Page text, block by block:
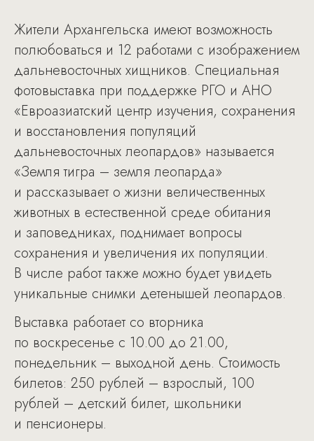
Жители Архангельска имеют возможность
полюбоваться и 12 работами с изображением
дальневосточных хищников. Специальная
фотовыставка при поддержке РГО и АНО
«Евроазиатский центр изучения, сохранения
и восстановления популяций
дальневосточных леопардов» называется
«Земля тигра – земля леопарда»
и рассказывает о жизни величественных
животных в естественной среде обитания
и заповедниках, поднимает вопросы
сохранения и увеличения их популяции.
В числе работ также можно будет увидеть
уникальные снимки детенышей леопардов.
Выставка работает со вторника
по воскресенье с 10.00 до 21.00,
понедельник – выходной день. Стоимость
билетов: 250 рублей – взрослый, 100
рублей – детский билет, школьники
и пенсионеры.